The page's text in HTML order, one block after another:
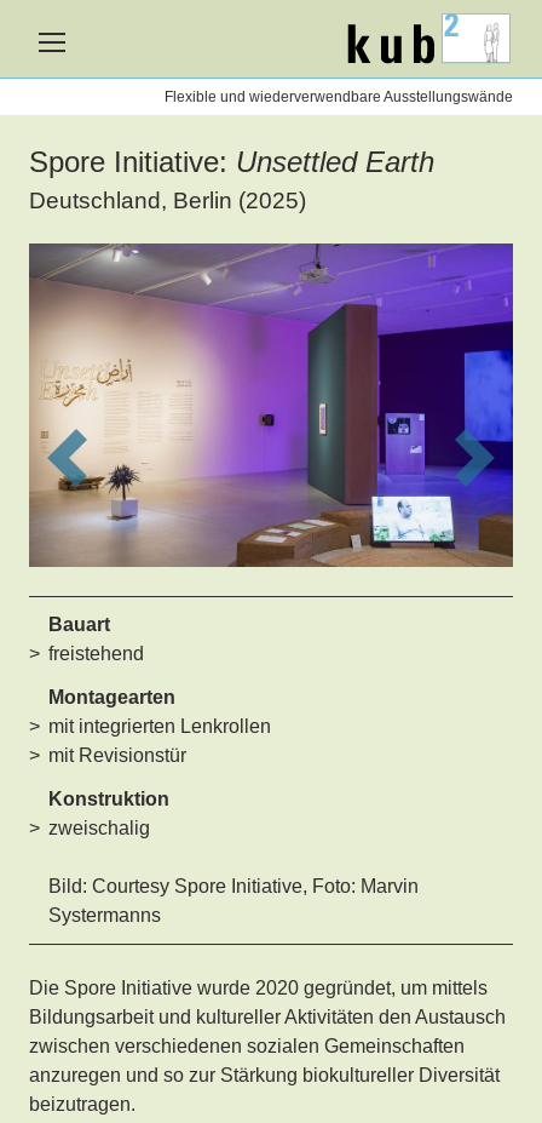
kub2
Flexible und wiederverwendbare Ausstellungswände
Spore Initiative: Unsettled Earth
Deutschland, Berlin (2025)
Bauart
freistehend
Montagearten
mit integrierten Lenkrollen
mit Revisionstür
Konstruktion
zweischalig
Bild: Courtesy Spore Initiative, Foto: Marvin
Systermanns
Previous Next
Die Spore Initiative wurde 2020 gegründet, um mittels
Bildungsarbeit und kultureller Aktivitäten den Austausch
zwischen verschiedenen sozialen Gemeinschaften
anzuregen und so zur Stärkung biokultureller Diversität
beizutragen.